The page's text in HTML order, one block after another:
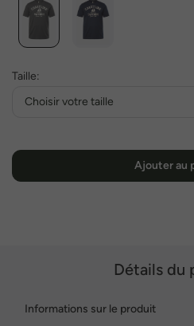
Taille:
Choisir votre taille
Ajouter au
Détails du
Informations sur le produit